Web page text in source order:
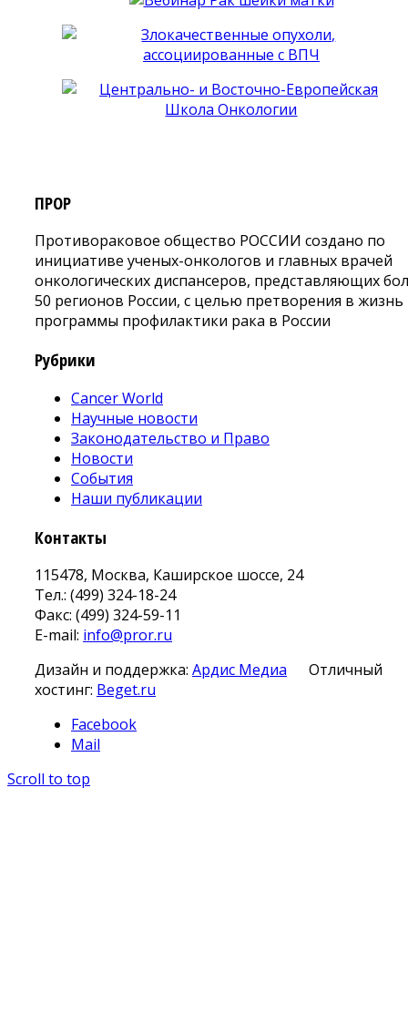
ПРОР
Противораковое общество РОССИИ создано по
инициативе ученых-онкологов и главных врачей
онкологических диспансеров, представляющих
50 регионов России, с целью претворения в жизнь
программы профилактики рака в России
Рубрики
Cancer World
Научные новости
Законодательство и Право
Новости
События
Наши публикации
Контакты
115478, Москва, Каширское шоссе, 24
Тел.: (499) 324-18-24
Факс: (499) 324-59-11
E-mail: info@pror.ru
Дизайн и поддержка: Ардис Медиа
Отличный
хостинг: Beget.ru
Facebook
Mail
Scroll to top